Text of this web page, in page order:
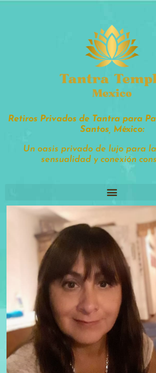
Retiros Privados de Tantra para
Santos, México:
Un oasis privado de lujo para
sensualidad y conexión